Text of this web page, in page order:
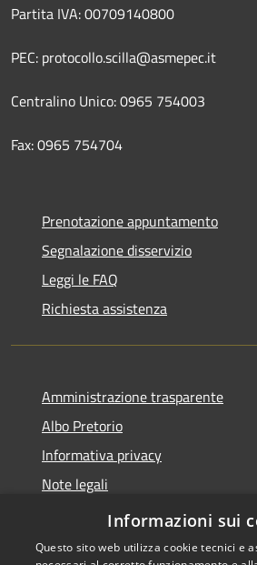
Partita IVA: 00709140800
PEC: protocollo.scilla@asmepec.it
Centralino Unico: 0965 754003
Fax: 0965 754704
Prenotazione appuntamento
Segnalazione disservizio
Leggi le FAQ
Richiesta assistenza
Amministrazione trasparente
Albo Pretorio
Informativa privacy
Note legali
Dichiarazione di accessibilità
Informazioni sui
Questo sito web utilizza cookie tecnici e